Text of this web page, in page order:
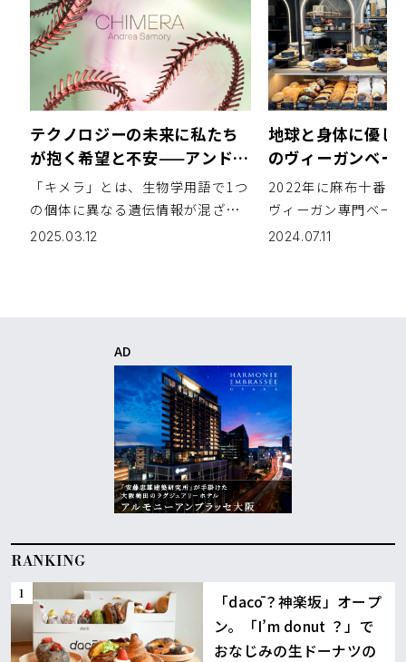
テクノロジーの未来に私たち
が抱く希望と不安——アンドレ
ア・サモリー個展
「CHIMERA（キメラ）」レポ
ート
「キメラ」とは、生物学用語で1つ
の個体に異なる遺伝情報が混ざっ
ている状態のこと。ギリシャ神話
2025.03.12
地球と身体に優し
のヴィーガンベー
cor gentil(テコー
ィ）」
2022年に麻布十番に
ヴィーガン専門ベー
cor gentil（テコー
2024.07.11
AD
RANKING
「dacō？神楽坂」オープ
ン。「I’m donut ？」で
おなじみの生ドーナツの